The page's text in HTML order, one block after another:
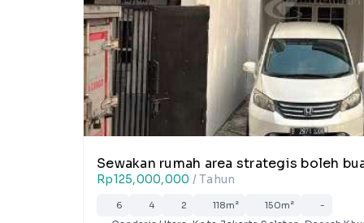
Sewakan rumah area strategis boleh
Rp125,000,000 / Tahun
6 4 2 118m² 150m² -